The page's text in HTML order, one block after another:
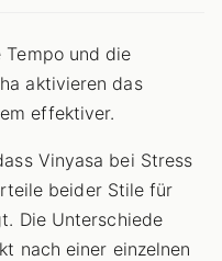
Tempo und die
aktivieren das
effektiver.
Vinyasa bei Stress
beider Stile für
Die Unterschiede
nach einer einzelnen